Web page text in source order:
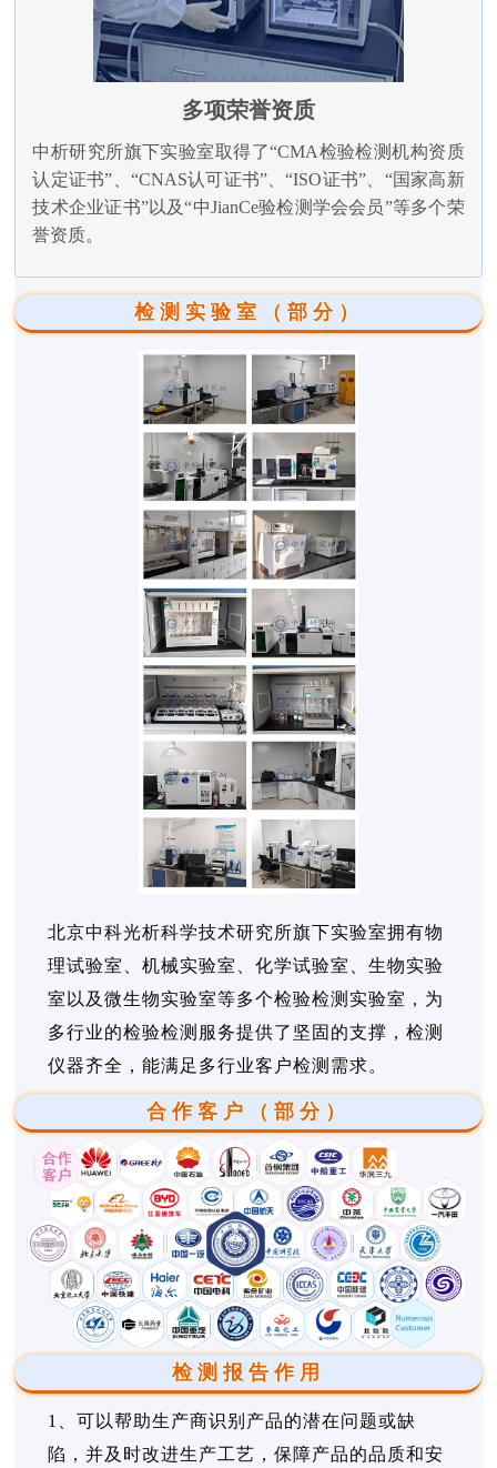
多项荣誉资质
中析研究所旗下实验室取得了“CMA检验检测机构资质
认定证书”、“CNAS认可证书”、“ISO证书”、“国家高新
技术企业证书”以及“中JianCe验检测学会会员”等多个荣
誉资质。
检测实验室（部分）
北京中科光析科学技术研究所旗下实验室拥有物
理试验室、机械实验室、化学试验室、生物实验
室以及微生物实验室等多个检验检测实验室，为
多行业的检验检测服务提供了坚固的支撑，检测
仪器齐全，能满足多行业客户检测需求。
合作客户（部分）
检测报告作用
1、可以帮助生产商识别产品的潜在问题或缺
陷，并及时改进生产工艺，保障产品的品质和安